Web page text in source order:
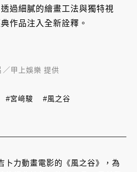
過細膩的繪畫工法與獨特視
作品注入全新詮釋。
卜力動畫電影的《風之谷》，為
／ 甲上娛樂 提供
#宮﨑駿
#風之谷